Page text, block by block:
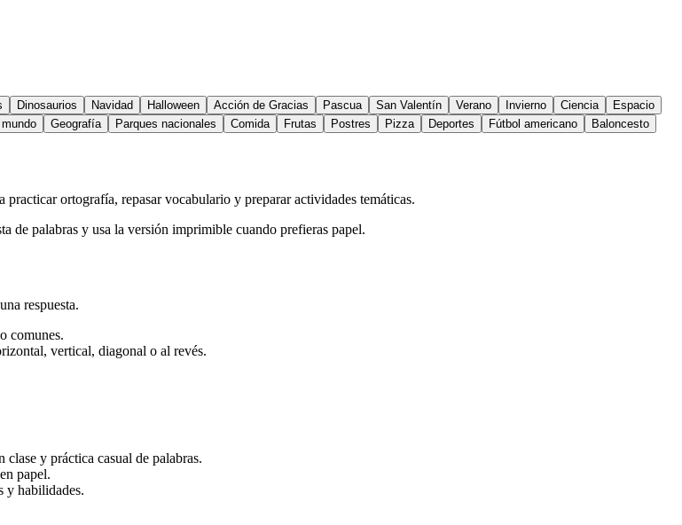
Dinosaurios Navidad Halloween Acción de Gracias Pascua San Valentín Verano Invierno Ciencia
Espacio
Geografía Parques nacionales Comida Frutas Postres Pizza Deportes Fútbol americano Baloncesto
ortografía, repasar vocabulario y preparar actividades temáticas.
de palabras y usa la versión imprimible cuando prefieras papel.
respuesta.
comunes.
vertical, diagonal o al revés.
y práctica casual de palabras.
papel.
y habilidades.